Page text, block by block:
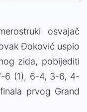
osvajač
Đoković uspio
zida, pobijediti
6 (1), 6-4, 3-6, 4-
prvog Grand